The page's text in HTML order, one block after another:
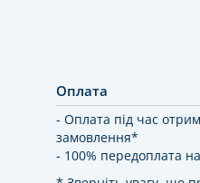
Оплата
- Оплата під час
замовлення*
- 100% передоплата